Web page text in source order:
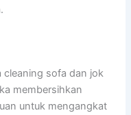
cleaning sofa dаn jok
membersihkan
untuk mengangkat